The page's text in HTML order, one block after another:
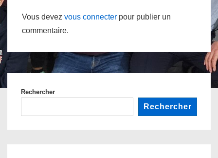
Vous devez vous connecter pour publier un
commentaire.
Rechercher
Rechercher